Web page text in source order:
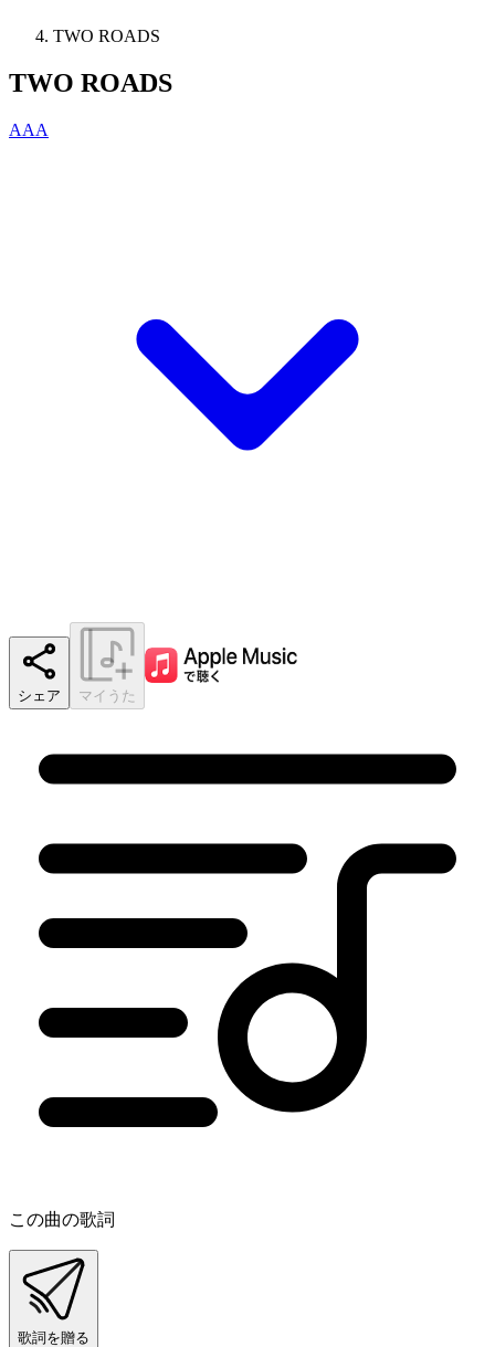
TWO ROADS
TWO ROADS
AAA
シェア マイうた
この曲の歌詞
歌詞を贈る